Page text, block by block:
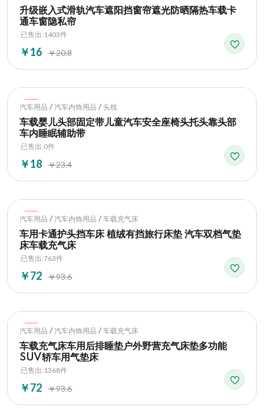
升级嵌入式滑轨汽车遮阳挡窗帘遮光防晒隔热车载卡
通车窗隐私帘
已售出:1403件
￥16 ￥20.8
Hot
汽车用品 / 汽车内饰用品 / 头枕
车载婴儿头部固定带儿童汽车安全座椅头托头靠头部
车内睡眠辅助带
已售出:0件
￥18 ￥23.4
Hot
汽车用品 / 汽车内饰用品 / 车载充气床
车用卡通护头挡车床 植绒有挡旅行床垫 汽车双档气垫
床车载充气床
已售出:763件
￥72 ￥93.6
Hot
汽车用品 / 汽车内饰用品 / 车载充气床
车载充气床车用后排睡垫户外野营充气床垫多功能
SUV轿车用气垫床
已售出:1368件
￥72 ￥93.6